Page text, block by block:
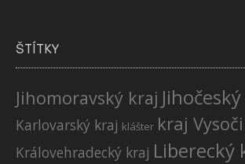
ŠTÍTKY
Jihomoravský kraj
Karlovarský kraj klášter kraj
Královehradecký kraj Liberecký